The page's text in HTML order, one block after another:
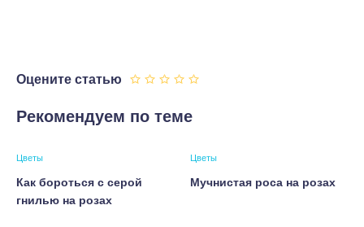
Оцените статью
Рекомендуем по теме
Цветы
Как бороться с серой
гнилью на розах
Цветы
Мучнистая роса на розах